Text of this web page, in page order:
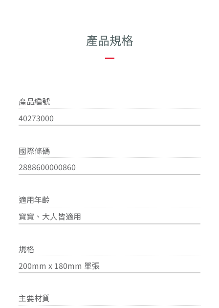
產品規格
—
產品編號
40273000
國際條碼
2888600000860
適用年齡
寶寶、大人皆適用
規格
200mm x 180mm 單張
主要材質